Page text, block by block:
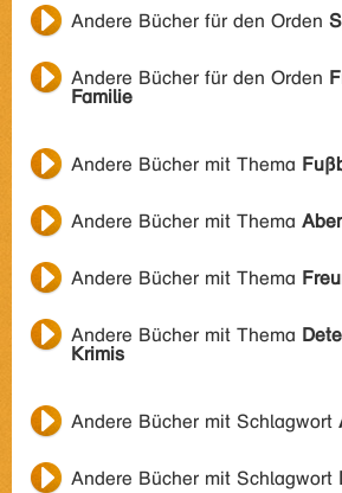
Andere Bücher für den Orden
Andere Bücher für den Orden
Familie
Andere Bücher mit Thema
Andere Bücher mit Thema
Andere Bücher mit Thema
Andere Bücher mit Thema
Krimis
Andere Bücher mit Schlagwort
Andere Bücher mit Schlagwort